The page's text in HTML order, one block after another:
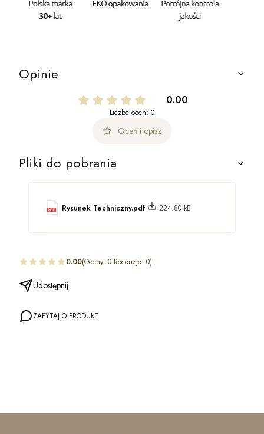
Opinie
0.00
Liczba ocen: 0
Oceń i opisz
Pliki do pobrania
Rysunek Techniczny.pdf 224.80 kB
0.00(Oceny: 0 Recenzje: 0)
Udostępnij
ZAPYTAJ O PRODUKT